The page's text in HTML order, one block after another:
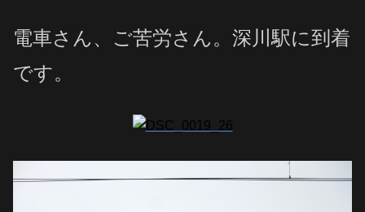
電車さん、ご苦労さん。深川駅に到着
です。